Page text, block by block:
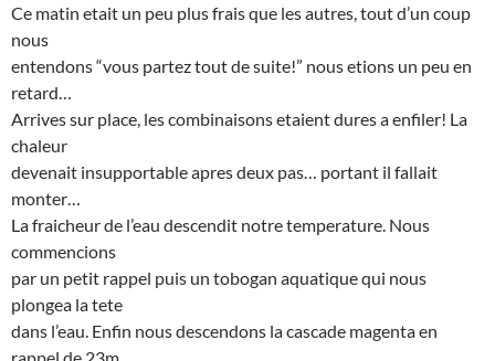
Ce matin etait un peu plus frais que les autres, tout d’un coup
nous
entendons “vous partez tout de suite!” nous etions un peu en
retard…
Arrives sur place, les combinaisons etaient dures a enfiler! La
chaleur
devenait insupportable apres deux pas… portant il fallait
monter…
La fraicheur de l’eau descendit notre temperature. Nous
commencions
par un petit rappel puis un tobogan aquatique qui nous
plongea la tete
dans l’eau. Enfin nous descendons la cascade magenta en